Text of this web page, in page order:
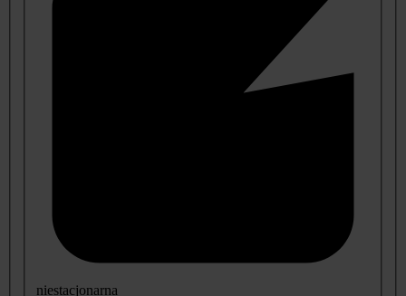
niestacjonarna